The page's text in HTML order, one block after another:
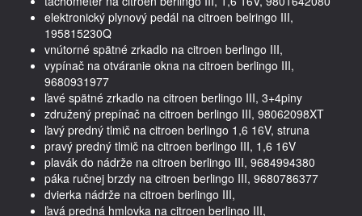
elektronický plynový pedál na citroen belringo III,
195815230Q
vnútorné spätné zrkadlo na citroen berlingo III,
vypínač na otváranie okna na citroen berlingo III,
9680931977
ľavé spätné zrkadlo na citroen berlingo III, 3+4piny
združený prepínač na citroen berlingo III, 98062098XT
ľavý predný tlmič na citroen berlingo 1,6 16V, struna
pravý predný tlmič na citroen berlingo III, 1,6 16V
plavák do nádrže na citroen berlingo III, 9684994380
páka ručnej brzdy na citroen berlingo III, 9680786377
dvierka nádrže na citroen berlingo III,
ľavá predná hmlovka na citroen berlingo III,